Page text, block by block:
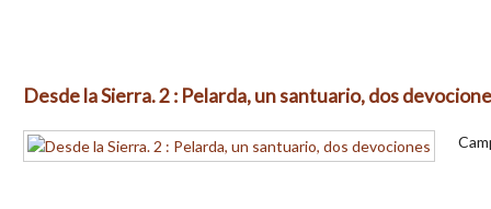
Desde la Sierra. 2 : Pelarda, un santuario, dos